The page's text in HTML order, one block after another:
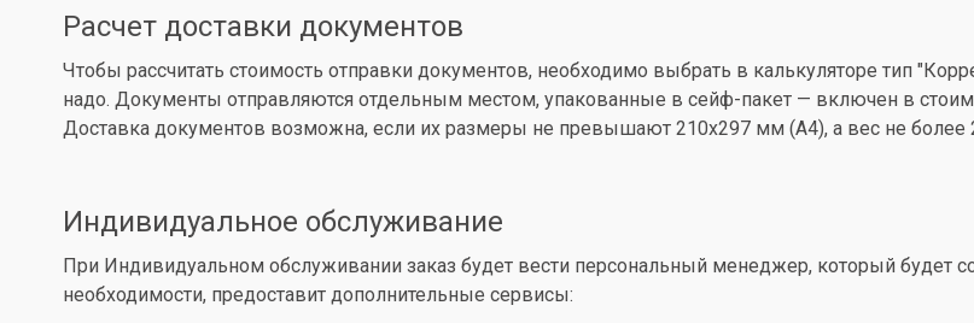
Расчет доставки документов
Чтобы рассчитать стоимость отправки документов, необходимо выбрать в калькуляторе тип
надо. Документы отправляются отдельным местом, упакованные в сейф-пакет — включен в
Доставка документов возможна, если их размеры не превышают 210x297 мм (А4), а вес не более
Индивидуальное обслуживание
При Индивидуальном обслуживании заказ будет вести персональный менеджер, который будет
необходимости, предоставит дополнительные сервисы: